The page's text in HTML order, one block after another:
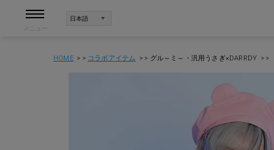
HOME コラボアイテム グル～ミ～・汎用うさぎ×DARRDY